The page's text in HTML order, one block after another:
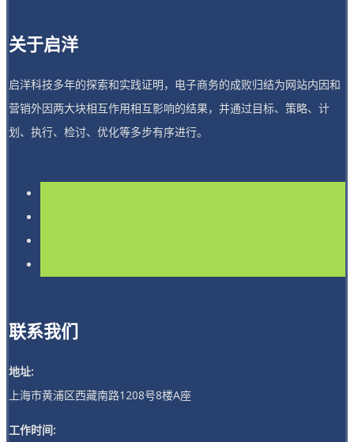
关于启洋
启洋科技多年的探索和实践证明，电子商务的成败归结为网站内因和
营销外因两大块相互作用相互影响的结果，并通过目标、策略、计
划、执行、检讨、优化等多步有序进行。
联系我们
地址:
上海市黄浦区西藏南路1208号8楼A座
工作时间: